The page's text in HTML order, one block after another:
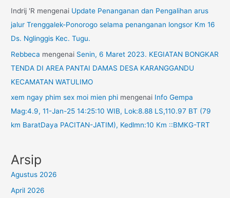
Indrij 'R mengenai Update Penanganan dan Pengalihan arus
jalur Trenggalek-Ponorogo selama penanganan longsor Km 16
Ds. Nglinggis Kec. Tugu.
Rebbeca mengenai Senin, 6 Maret 2023. KEGIATAN BONGKAR
TENDA DI AREA PANTAI DAMAS DESA KARANGGANDU
KECAMATAN WATULIMO
xem ngay phim sex moi mien phi mengenai Info Gempa
Mag:4.9, 11-Jan-25 14:25:10 WIB, Lok:8.88 LS,110.97 BT (79
km BaratDaya PACITAN-JATIM), Kedlmn:10 Km ::BMKG-TRT
Arsip
Agustus 2026
April 2026